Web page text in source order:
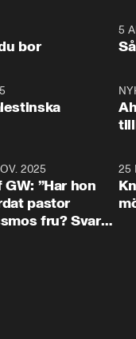
upp i val. Ska vi
så sitter vi förstås
bor
5
2025
GW: ”Har hon
pastor
fru? Svar
25